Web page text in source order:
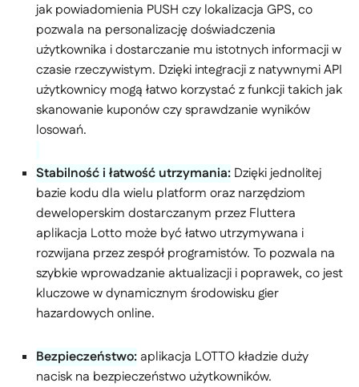
jak powiadomienia PUSH czy lokalizacja GPS, co
pozwala na personalizację doświadczenia
użytkownika i dostarczanie mu istotnych informacji w
czasie rzeczywistym. Dzięki integracji z natywnymi API
użytkownicy mogą łatwo korzystać z funkcji takich jak
skanowanie kuponów czy sprawdzanie wyników
losowań.
Stabilność i łatwość utrzymania: Dzięki jednolitej
bazie kodu dla wielu platform oraz narzędziom
deweloperskim dostarczanym przez Fluttera
aplikacja Lotto może być łatwo utrzymywana i
rozwijana przez zespół programistów. To pozwala na
szybkie wprowadzanie aktualizacji i poprawek, co jest
kluczowe w dynamicznym środowisku gier
hazardowych online.
Bezpieczeństwo:aplikacja LOTTO kładzie duży
nacisk na bezpieczeństwo użytkowników.